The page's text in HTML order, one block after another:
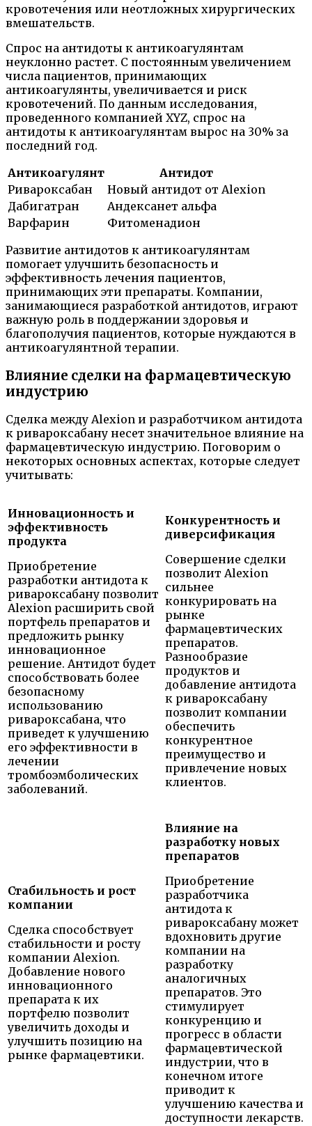
кровотечения или неотложных хирургических
вмешательств.
Спрос на антидоты к антикоагулянтам
неуклонно растет. С постоянным увеличением
числа пациентов, принимающих
антикоагулянты, увеличивается и риск
кровотечений. По данным исследования,
проведенного компанией XYZ, спрос на
антидоты к антикоагулянтам вырос на 30% за
последний год.
Антикоагулянт
Антидот
Ривароксабан
Новый антидот от Alexion
Дабигатран
Андексанет альфа
Варфарин
Фитоменадион
Развитие антидотов к антикоагулянтам
помогает улучшить безопасность и
эффективность лечения пациентов,
принимающих эти препараты. Компании,
занимающиеся разработкой антидотов, играют
важную роль в поддержании здоровья и
благополучия пациентов, которые нуждаются в
антикоагулянтной терапии.
Влияние сделки на фармацевтическую
индустрию
Сделка между Alexion и разработчиком антидота
к ривароксабану несет значительное влияние на
фармацевтическую индустрию. Поговорим о
некоторых основных аспектах, которые следует
учитывать:
Инновационность и
эффективность
продукта
Приобретение
разработки антидота к
ривароксабану позволит
Alexion расширить свой
портфель препаратов и
предложить рынку
инновационное
решение. Антидот будет
способствовать более
безопасному
использованию
ривароксабана, что
приведет к улучшению
его эффективности в
лечении
тромбоэмболических
заболеваний.
Конкурентность и
диверсификация
Совершение сделки
позволит Alexion
сильнее
конкурировать на
рынке
фармацевтических
препаратов.
Разнообразие
продуктов и
добавление антидота
к ривароксабану
позволит компании
обеспечить
конкурентное
преимущество и
привлечение новых
клиентов.
Стабильность и рост
компании
Сделка способствует
стабильности и росту
компании Alexion.
Добавление нового
инновационного
препарата к их
портфелю позволит
увеличить доходы и
улучшить позицию на
рынке фармацевтики.
Влияние на
разработку новых
препаратов
Приобретение
разработчика
антидота к
ривароксабану может
вдохновить другие
компании на
разработку
аналогичных
препаратов. Это
стимулирует
конкуренцию и
прогресс в области
фармацевтической
индустрии, что в
конечном итоге
приводит к
улучшению качества и
доступности лекарств.